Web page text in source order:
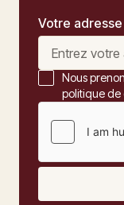
Votre
Nous
politique